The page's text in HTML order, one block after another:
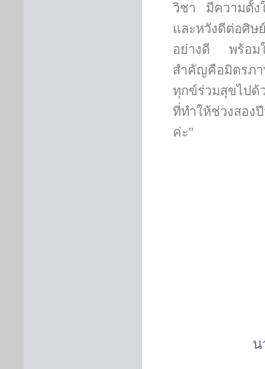
วิชา มีความตั้ง
และหวังดีต่อศิษ
อย่างดี พร้อมใ
สำคัญคือมิตรภ
ทุกข์ร่วมสุขไป
ที่ทำให้ช่วงสอง
ค่ะ"